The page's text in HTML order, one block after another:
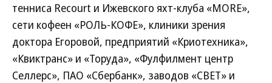
тенниса Recourt и Ижевского яхт-клуба «MORE»,
сети кофеен «РОЛЬ-КОФЕ», клиники зрения
доктора Егоровой, предприятий «Криотехника»,
«Квиктранс» и «Торуда», «Фулфилмент центр
Селлерс», ПАО «Сбербанк», заводов «СВЕТ» и